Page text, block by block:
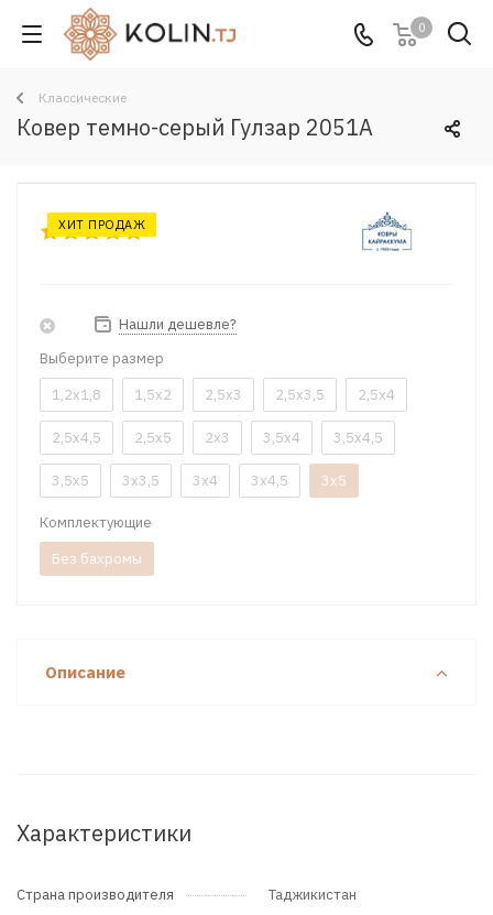
0
Классические
Ковер темно-серый Гулзар 2051A
ХИТ ПРОДАЖ
Нашли дешевле?
Выберите размер
1,2x1,8
1,5x2 2,5x3 2,5x3,5 2,5x4
2,5x4,5 2,5x5 2x3 3,5x4 3,5x4,5
3,5x5 3x3,5 3x4 3x4,5 3x5
Комплектующие
Без бахромы
Описание
Характеристики
Страна производителя
Таджикистан